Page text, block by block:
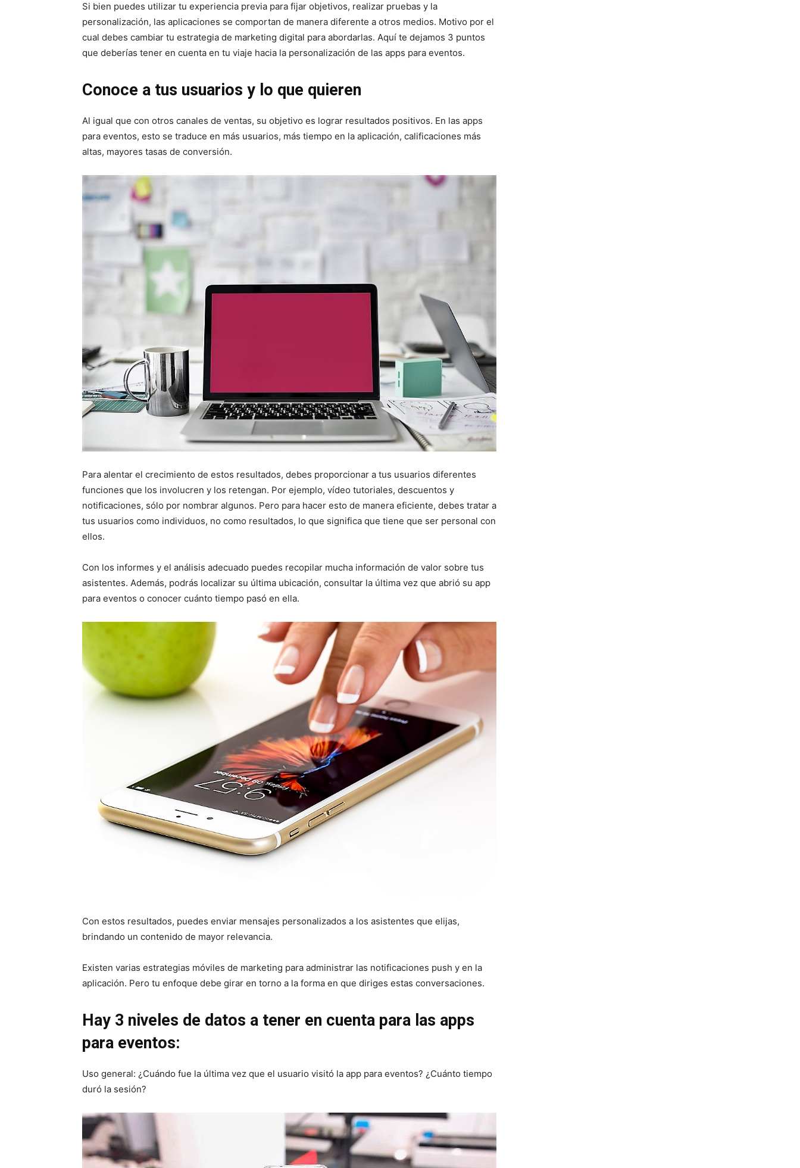
Si bien puedes utilizar tu experiencia previa para fijar objetivos, realizar pruebas y la
personalización, las aplicaciones se comportan de manera diferente a otros medios. Motivo por el
cual debes cambiar tu estrategia de marketing digital para abordarlas. Aquí te dejamos 3 puntos
que deberías tener en cuenta en tu viaje hacia la personalización de las apps para eventos.
Conoce a tus usuarios y lo que quieren
Al igual que con otros canales de ventas, su objetivo es lograr resultados positivos. En las apps
para eventos, esto se traduce en más usuarios, más tiempo en la aplicación, calificaciones más
altas, mayores tasas de conversión.
Para alentar el crecimiento de estos resultados, debes proporcionar a tus usuarios diferentes
funciones que los involucren y los retengan. Por ejemplo, vídeo tutoriales, descuentos y
notificaciones, sólo por nombrar algunos. Pero para hacer esto de manera eficiente, debes tratar a
tus usuarios como individuos, no como resultados, lo que significa que tiene que ser personal con
ellos.
Con los informes y el análisis adecuado puedes recopilar mucha información de valor sobre tus
asistentes. Además, podrás localizar su última ubicación, consultar la última vez que abrió su app
para eventos o conocer cuánto tiempo pasó en ella.
Con estos resultados, puedes enviar mensajes personalizados a los asistentes que elijas,
brindando un contenido de mayor relevancia.
Existen varias estrategias móviles de marketing para administrar las notificaciones push y en la
aplicación. Pero tu enfoque debe girar en torno a la forma en que diriges estas conversaciones.
Hay 3 niveles de datos a tener en cuenta para las apps
para eventos:
Uso general: ¿Cuándo fue la última vez que el usuario visitó la app para eventos? ¿Cuánto tiempo
duró la sesión?